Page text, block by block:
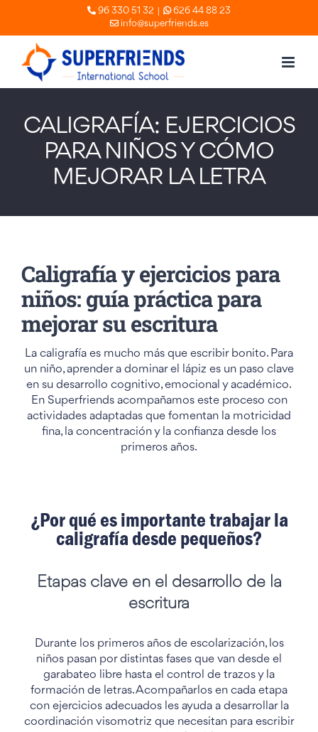
to
content
96 330 51 32 |
626 44 88 23
info@superfriends.es
CALIGRAFÍA: EJERCICIOS
PARA NIÑOS Y CÓMO
MEJORAR LA LETRA
Caligrafía y ejercicios para
niños: guía práctica para
mejorar su escritura
La caligrafía es mucho más que escribir bonito. Para
un niño, aprender a dominar el lápiz es un paso clave
en su desarrollo cognitivo, emocional y académico.
En Superfriends acompañamos este proceso con
actividades adaptadas que fomentan la motricidad
fina, la concentración y la confianza desde los
primeros años.
¿Por qué es importante trabajar la
caligrafía desde pequeños?
Etapas clave en el desarrollo de la
escritura
Durante los primeros años de escolarización, los
niños pasan por distintas fases que van desde el
garabateo libre hasta el control de trazos y la
formación de letras. Acompañarlos en cada etapa
con ejercicios adecuados les ayuda a desarrollar la
coordinación visomotriz que necesitan para escribir